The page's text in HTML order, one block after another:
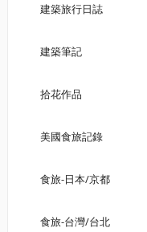
建築旅行日誌
建築筆記
拾花作品
美國食旅記錄
食旅-日本/京都
食旅-台灣/台北